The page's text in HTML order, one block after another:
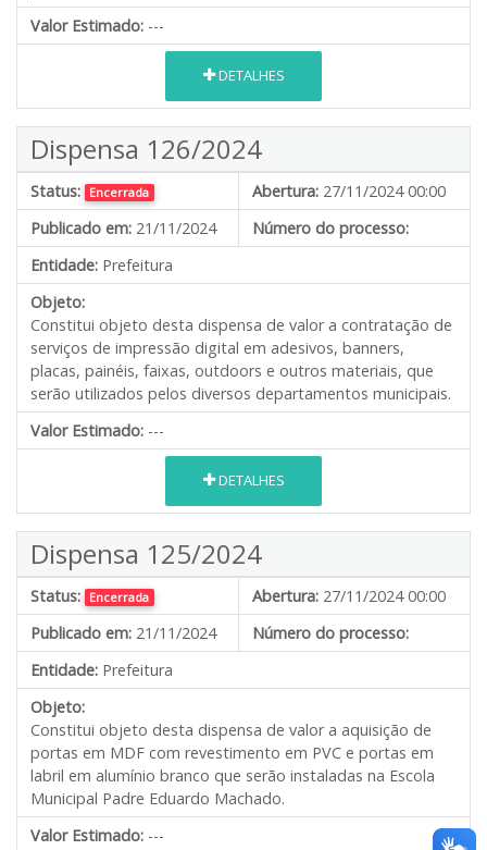
Valor Estimado: ---
DETALHES
Dispensa 126/2024
Status: Encerrada Abertura: 27/11/2024 00:00
Publicado em: 21/11/2024
Número do processo:
Entidade: Prefeitura
Objeto:
Constitui objeto desta dispensa de valor a contratação de
serviços de impressão digital em adesivos, banners,
placas, painéis, faixas, outdoors e outros materiais, que
serão utilizados pelos diversos departamentos municipais.
Valor Estimado: ---
DETALHES
Dispensa 125/2024
Status: Encerrada Abertura: 27/11/2024 00:00
Publicado em: 21/11/2024
Número do processo:
Entidade: Prefeitura
Objeto:
Constitui objeto desta dispensa de valor a aquisição de
portas em MDF com revestimento em PVC e portas em
labril em alumínio branco que serão instaladas na Escola
Municipal Padre Eduardo Machado.
Valor Estimado: ---